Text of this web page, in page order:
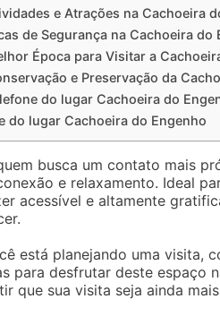
e Atrações na Cachoeira
de Segurança na Cachoeira do
Época para Visitar a
e Preservação da
do lugar Cachoeira do
do lugar Cachoeira do Engenho
busca um contato mais
e relaxamento. Ideal
acessível e altamente
está planejando uma visita,
para desfrutar deste espaço
que sua visita seja ainda